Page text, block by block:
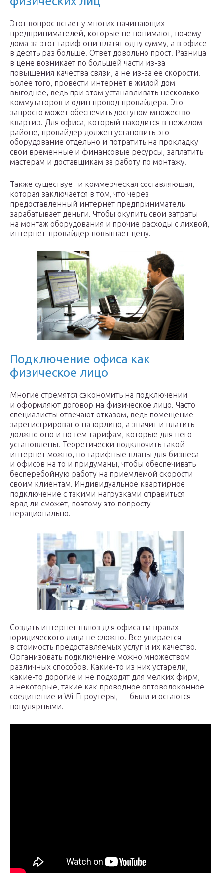
Этот вопрос встает у многих начинающих
предпринимателей, которые не понимают, почему
дома за этот тариф они платят одну сумму, а в офисе
в десять раз больше. Ответ довольно прост. Разница
в цене возникает по большей части из-за
повышения качества связи, а не из-за ее скорости.
Более того, провести интернет в жилой дом
выгоднее, ведь при этом устанавливать несколько
коммутаторов и один провод провайдера. Это
запросто может обеспечить доступом множество
квартир. Для офиса, который находится в нежилом
районе, провайдер должен установить это
оборудование отдельно и потратить на прокладку
свои временные и финансовые ресурсы, заплатить
мастерам и доставщикам за работу по монтажу.
Также существует и коммерческая составляющая,
которая заключается в том, что через
предоставленный интернет предприниматель
зарабатывает деньги. Чтобы окупить свои затраты
на монтаж оборудования и прочие расходы с лихвой,
интернет-провайдер повышает цену.
Подключение офиса как
физическое лицо
Многие стремятся сэкономить на подключении
и оформляют договор на физическое лицо. Часто
специалисты отвечают отказом, ведь помещение
зарегистрировано на юрлицо, а значит и платить
должно оно и по тем тарифам, которые для него
установлены. Теоретически подключить такой
интернет можно, но тарифные планы для бизнеса
и офисов на то и придуманы, чтобы обеспечивать
бесперебойную работу на приемлемой скорости
своим клиентам. Индивидуальное квартирное
подключение с такими нагрузками справиться
вряд ли сможет, поэтому это попросту
нерационально.
Создать интернет шлюз для офиса на правах
юридического лица не сложно. Все упирается
в стоимость предоставляемых услуг и их качество.
Организовать подключение можно множеством
различных способов. Какие-то из них устарели,
какие-то дорогие и не подходят для мелких фирм,
а некоторые, такие как проводное оптоволоконное
соединение и Wi-Fi роутеры, — были и остаются
популярными.